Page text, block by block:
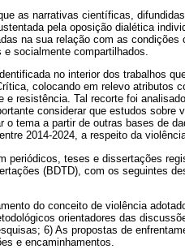
as narrativas científicas,
pela oposição dialética
na sua relação com as
socialmente compartilhados.
no interior dos trabalhos
colocando em relevo atributos
resistência. Tal recorte foi
considerar que estudos sobre
o tema a partir de outras bases de
2014-2024, a respeito da
periódicos, teses e dissertações
(BDTD), com os seguintes
do conceito de violência
orientadores das
6) As propostas de
e encaminhamentos.